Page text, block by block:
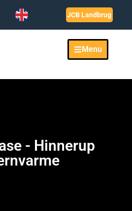
JCB Landbrug
Menu
- Hinnerup